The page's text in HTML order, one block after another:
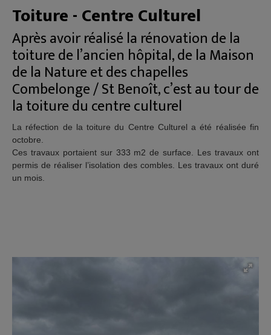
Toiture - Centre Culturel
Après avoir réalisé la rénovation de la
toiture de l’ancien hôpital, de la Maison
de la Nature et des chapelles
Combelonge / St Benoît, c’est au tour de
la toiture du centre culturel
La réfection de la toiture du Centre Culturel a été réalisée fin
octobre.
Ces travaux portaient sur 333 m2 de surface. Les travaux ont
permis de réaliser l’isolation des combles. Les travaux ont duré
un mois.